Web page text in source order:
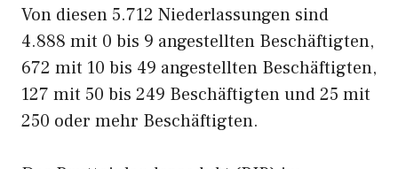
Von diesen 5.712 Niederlassungen sind
4.888 mit 0 bis 9 angestellten Beschäftigten,
672 mit 10 bis 49 angestellten Beschäftigten,
127 mit 50 bis 249 Beschäftigten und 25 mit
250 oder mehr Beschäftigten.